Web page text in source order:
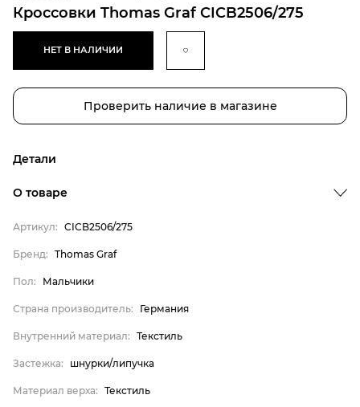
Кроссовки Thomas Graf CICB2506/275
НЕТ В НАЛИЧИИ
Проверить наличие в магазине
Детали
Бренд
Пол
Материал подкладки
О товаре
Артикул: CICB2506/275
Бренд: Thomas Graf
Пол: Мальчики
Страна производитель: Германия
Внутренний материал: Текстиль
Застежка: шнурки/липучка
Материал верха: Текстиль